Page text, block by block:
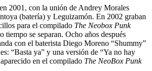
2001, con la unión de Andrey Morales
(batería) y Leguizamón. En 2002 graban
para el compilado The Neobox Punk
tiempo se separan. Ocho años después
con el baterista Diego Moreno “Shummy”
“Basta ya” y una versión de “Ya no hay
en el compilado The NeoBox Punk